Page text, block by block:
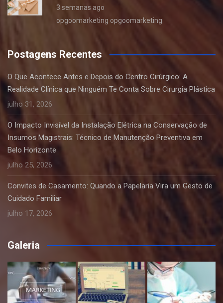
3 semanas ago
opgoomarketing opgoomarketing
Postagens Recentes
O Que Acontece Antes e Depois do Centro Cirúrgico: A
Realidade Clínica que Ninguém Te Conta Sobre Cirurgia Plástica
julho 31, 2026
O Impacto Invisível da Instalação Elétrica na Conservação de
Insumos Magistrais: Técnico de Manutenção Preventiva em
Belo Horizonte
julho 25, 2026
Convites de Casamento: Quando a Papelaria Vira um Gesto de
Cuidado Familiar
julho 17, 2026
Galeria